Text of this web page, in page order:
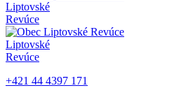
Liptovské
Revúce
Liptovské
Revúce
+421 44 4397 171